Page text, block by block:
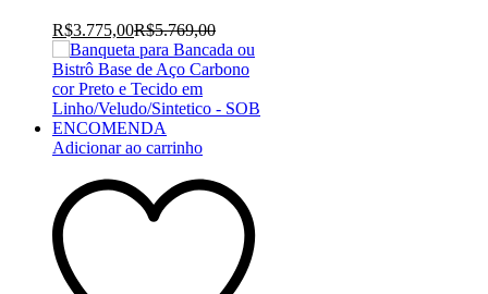
R$3.775,00R$5.769,00
Adicionar ao carrinho